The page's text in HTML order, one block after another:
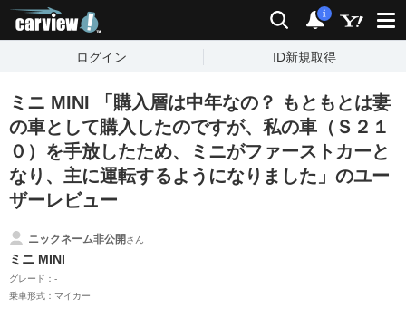
検索 通知
i
ログイン ID新規取得
ミニ MINI 「購入層は中年なの？ もともとは妻
の車として購入したのですが、私の車（Ｓ２１
０）を手放したため、ミニがファーストカーと
なり、主に運転するようになりました」のユー
ザーレビュー
ニックネーム非公開さん
ミニ MINI
グレード：-
乗車形式：マイカー